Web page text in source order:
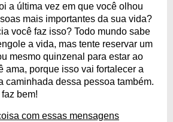
a última vez em que você olhou
mais importantes da sua vida?
você faz isso? Todo mundo sabe
a vida, mas tente reservar um
mesmo quinzenal para estar ao
ama, porque isso vai fortalecer a
caminhada dessa pessoa também.
bem!
com essas mensagens